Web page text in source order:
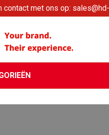
contact met ons op: